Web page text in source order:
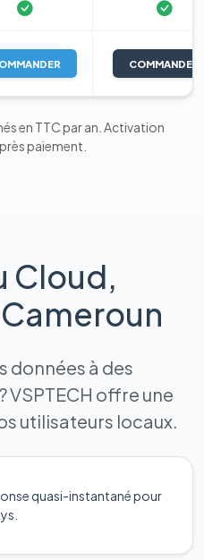
COMMANDER
en TTC par an. Activation
paiement.
Cloud,
données à des
VSPTECH offre une
utilisateurs locaux.
quasi-instantané pour